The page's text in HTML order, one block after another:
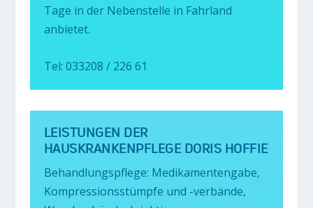
Tage in der Nebenstelle in Fahrland
anbietet.
Tel: 033208 / 226 61
LEISTUNGEN DER
HAUSKRANKENPFLEGE DORIS HOFFIE
Behandlungspflege: Medikamentengabe,
Kompressionsstümpfe und -verbände,